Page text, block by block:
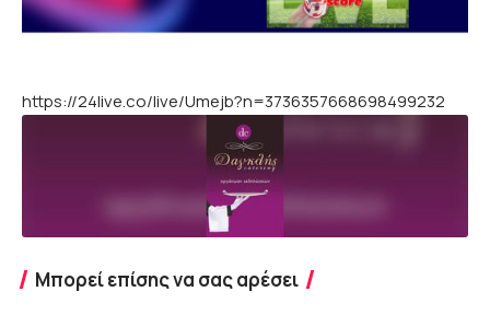
https://24live.co/live/Umejb?n=3736357668698499232
Μπορεί επίσης να σας αρέσει